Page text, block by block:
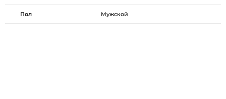
Пол Мужской